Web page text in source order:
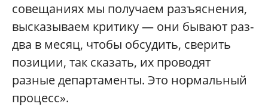
совещаниях мы получаем разъяснения,
высказываем критику — они бывают раз-
два в месяц, чтобы обсудить, сверить
позиции, так сказать, их проводят
разные департаменты. Это нормальный
процесс».